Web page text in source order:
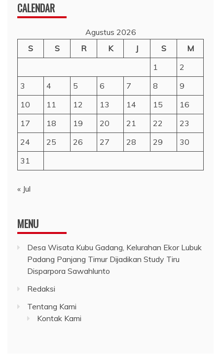
CALENDAR
Agustus 2026
S
S R K J S
M
1
2
3
4 5 6 7 8
9
10
11 12 13 14 15
16
17
18 19 20 21 22
23
24
25 26 27 28 29
30
31
« Jul
MENU
Desa Wisata Kubu Gadang, Kelurahan Ekor Lubuk
Padang Panjang Timur Dijadikan Study Tiru
Disparpora Sawahlunto
Redaksi
Tentang Kami
Kontak Kami